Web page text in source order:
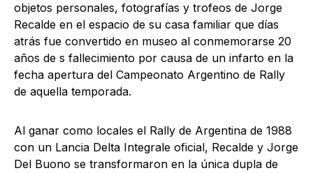
objetos personales, fotografías y trofeos de Jorge
Recalde en el espacio de su casa familiar que días
atrás fue convertido en museo al conmemorarse 20
años de s fallecimiento por causa de un infarto en la
fecha apertura del Campeonato Argentino de Rally
de aquella temporada.
Al ganar como locales el Rally de Argentina de 1988
con un Lancia Delta Integrale oficial, Recalde y Jorge
Del Buono se transformaron en la única dupla de